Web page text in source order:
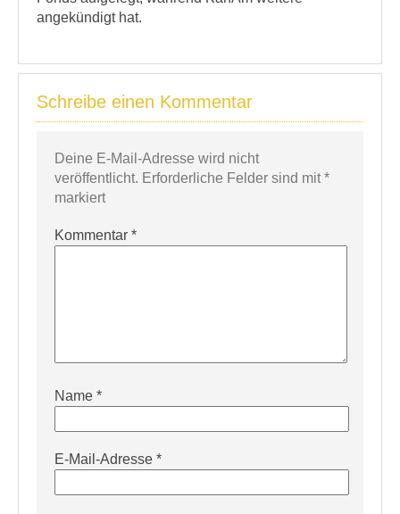
angekündigt hat.
Schreibe einen Kommentar
Deine E-Mail-Adresse wird nicht
veröffentlicht. Erforderliche Felder sind mit*
markiert
Kommentar *
Name *
E-Mail-Adresse *